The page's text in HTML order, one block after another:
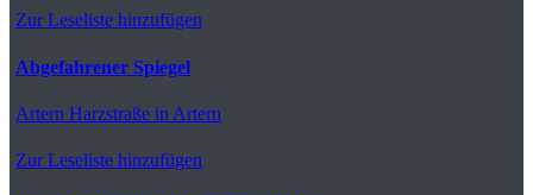
Zur Leseliste hinzufügen
Abgefahrener Spiegel
Artern Harzstraße in Artern
Zur Leseliste hinzufügen